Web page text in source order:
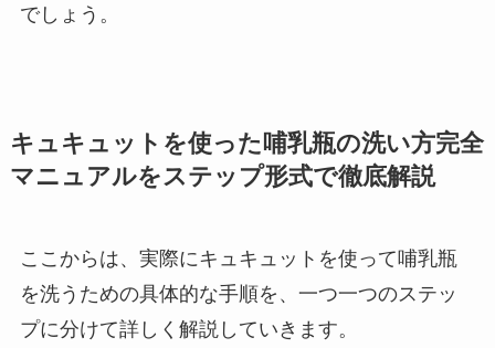
でしょう。
キュキュットを使った哺乳瓶の洗い方完全
マニュアルをステップ形式で徹底解説
ここからは、実際にキュキュットを使って哺乳瓶
を洗うための具体的な手順を、一つ一つのステッ
プに分けて詳しく解説していきます。